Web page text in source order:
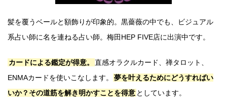
髪を覆うベールと額飾りが印象的。黒薔薇の中でも、ビジュアル
系占い師に名を連ねる占い師。梅田HEP FIVE店に出演中です。
カードによる鑑定が得意。
直感オラクルカード、禅タロット、
ENMAカードを使いこなします。
夢を叶えるためにどうすればい
いか？その道筋を解き明かすことを得意 としています。